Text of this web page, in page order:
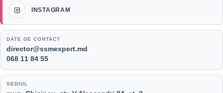
DATE DE CONTACT
Email:
director@ssmexpert.md
Telefon:
068 11 84 55
SEDIUL
INSTAGRAM
Instagram